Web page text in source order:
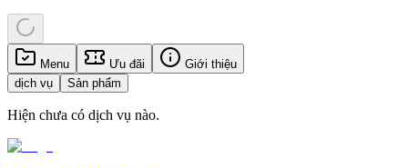
Menu Ưu đãi
Giới thiệu
dịch vụ
Sản phẩm
Hiện chưa có dịch vụ nào.